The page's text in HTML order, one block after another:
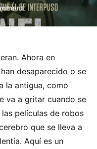
Ahora en
desaparecido o se
la antigua, como
va a gritar cuando se
películas de robos
que se lleva a
Aquí es un